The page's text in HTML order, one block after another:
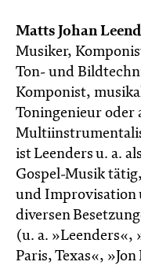
Matts Johan
Musiker,
Ton- und
Komponist,
Toningenieur oder
ist Leenders u. a.
Gospel-Musik
und Improvisation
diversen
(u. a. »Leenders«,
Paris, Texas«,